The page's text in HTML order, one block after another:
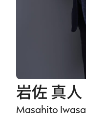
岩佐 真人
Masahito Iwasa